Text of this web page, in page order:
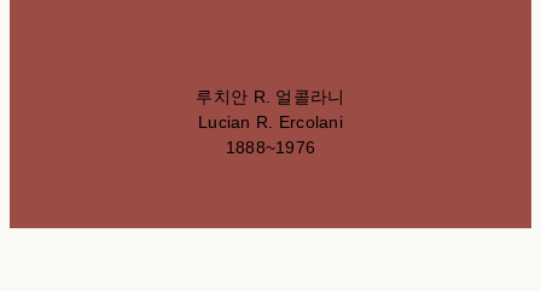
루치안 R. 얼콜라니
Lucian R. Ercolani
1888~1976